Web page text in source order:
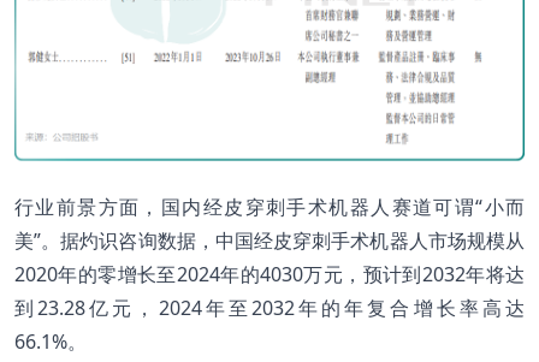
行业前景方面，国内经皮穿刺手术机器人赛道可谓“小而
美”。据灼识咨询数据，中国经皮穿刺手术机器人市场规模从
2020年的零增长至2024年的4030万元，预计到2032年将达
到23.28亿元，2024年至2032年的年复合增长率高达
66.1%。